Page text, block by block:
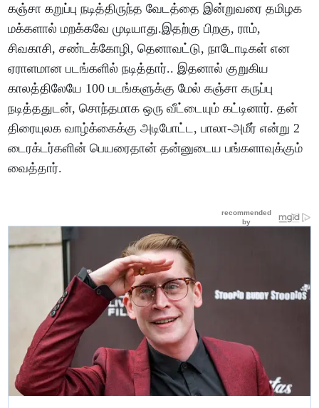
கஞ்சா கறுப்பு நடித்திருந்த வேடத்தை இன்றுவரை தமிழக
மக்களால் மறக்கவே முடியாது.இதற்கு பிறகு, ராம்,
சிவகாசி, சண்டக்கோழி, தெனாவட்டு, நாடோடிகள் என
ஏராளமான படங்களில் நடித்தார்.. இதனால் குறுகிய
காலத்திலேயே 100 படங்களுக்கு மேல் கஞ்சா கருப்பு
நடித்ததுடன், சொந்தமாக ஒரு வீட்டையும் கட்டினார். தன்
திரையுலக வாழ்க்கைக்கு அடிபோட்ட, பாலா-அமீர் என்று 2
டைரக்டர்களின் பெயரைதான் தன்னுடைய பங்களாவுக்கும்
வைத்தார்.